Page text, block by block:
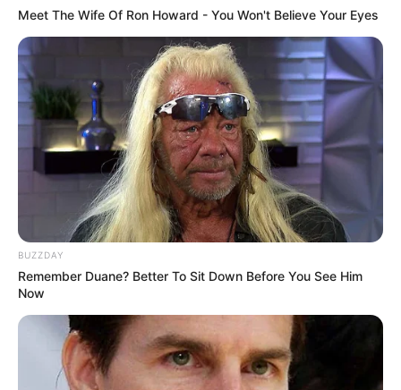
Meet The Wife Of Ron Howard - You Won't Believe Your Eyes
BUZZDAY
Remember Duane? Better To Sit Down Before You See Him
Now